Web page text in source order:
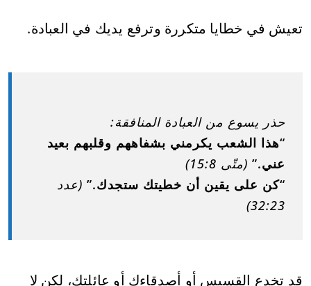
تعيش في خطايا متكررة وترفع يديك في العبادة.
حذر يسوع من العبادة المنافقة:
“هذا الشعب يكرمني بشفاههم وقلبهم بعيد
عني.” (متّى 15:8)
“كن على يقين أن خطيتك ستجدك.” (عدد
32:23)
قد تخدع القسيس أو أصدقاءك أو عائلتك، لكن لا